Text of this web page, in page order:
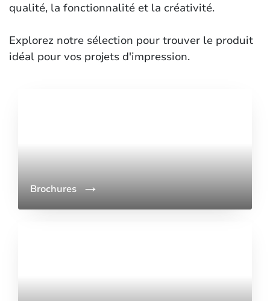
qualité, la fonctionnalité et la créativité.
Explorez notre sélection pour trouver le produit
idéal pour vos projets d'impression.
Brochures